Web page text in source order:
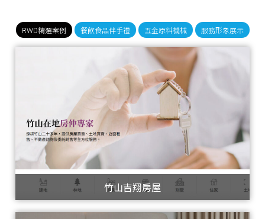
RWD精選案例 餐飲食品伴手禮 五金原料機械 服務形象展示
竹山吉翔房屋